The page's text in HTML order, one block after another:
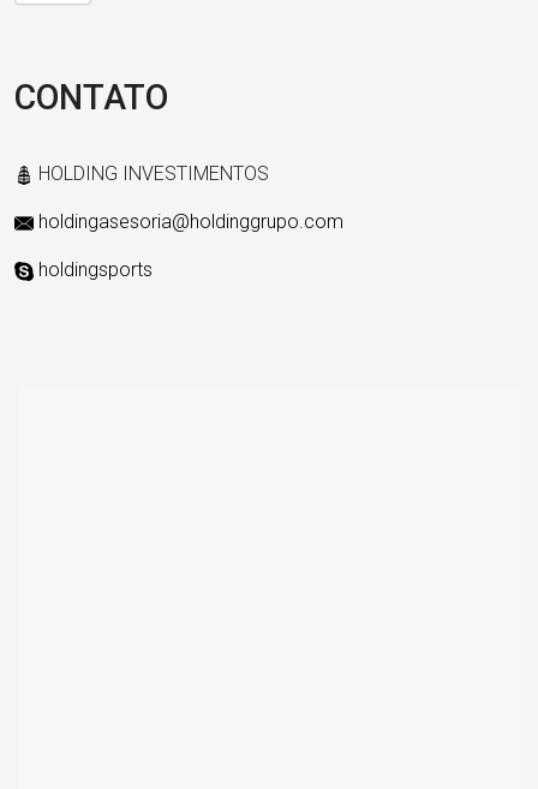
CONTATO
HOLDING INVESTIMENTOS
holdingasesoria@holdinggrupo.com
holdingsports